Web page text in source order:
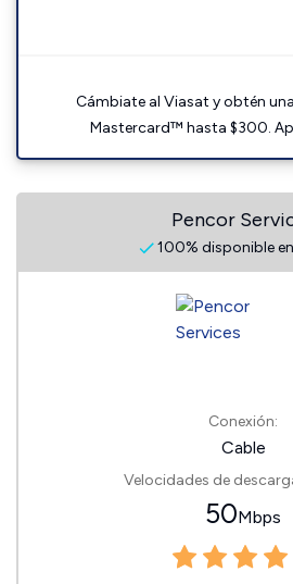
Cámbiate al Viasat y obtén
Mastercard™ hasta $300.
Pencor
100% disponible
Conexión:
Cable
Velocidades de
50Mbps